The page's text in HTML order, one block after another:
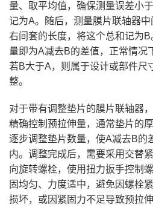
量、取平均值，确保测量误差小
记为A。随后，测量膜片联轴器
右间套的长度，将这个总和记为
量即为A减去B的差值，正常情况
若B大于A，则属于设计或部件尺
整。
对于带有调整垫片的膜片联轴器
精确控制预拉伸量，通常垫片的
逐步调整垫片数量，使A减去B的
内。调整完成后，需要采用交替
向旋转螺栓，使用扭力扳手控制
固均匀、力度适中，避免因螺栓
损坏，或因紧固力不足导致预拉伸